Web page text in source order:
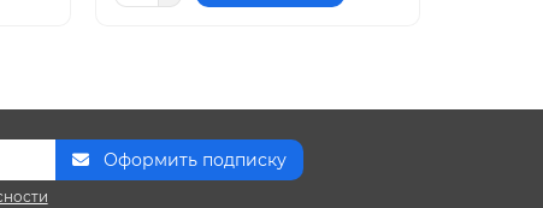
Оформить подписку